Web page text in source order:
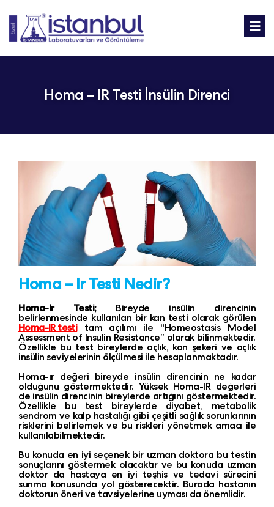
Homa – IR Testi İnsülin Direnci
Homa – Ir Testi Nedir?
Homa-Ir Testi; Bireyde insülin direncinin
belirlenmesinde kullanılan bir kan testi olarak görülen
Homa-IR testitam açılımı ile “Homeostasis Model
Assessment of Insulin Resistance” olarak bilinmektedir.
Özellikle bu test bireylerde açlık, kan şekeri ve açlık
insülin seviyelerinin ölçülmesi ile hesaplanmaktadır.
Homa-ır değeri bireyde insülin direncinin ne kadar
olduğunu göstermektedir. Yüksek Homa-IR değerleri
de insülin direncinin bireylerde artığını göstermektedir.
Özellikle bu test bireylerde diyabet, metabolik
sendrom ve kalp hastalığı gibi çeşitli sağlık sorunlarının
risklerini belirlemek ve bu riskleri yönetmek amacı ile
kullanılabilmektedir.
Bu konuda en iyi seçenek bir uzman doktora bu testin
sonuçlarını göstermek olacaktır ve bu konuda uzman
doktor da hastaya en iyi teşhis ve tedavi sürecini
sunma konusunda yol gösterecektir. Burada hastanın
doktorun öneri ve tavsiyelerine uyması da önemlidir.